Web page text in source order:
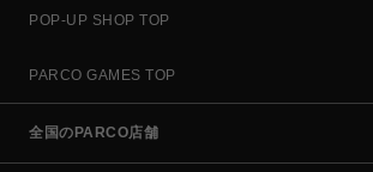
POP-UP SHOP TOP
PARCO GAMES TOP
全国のPARCO店舗